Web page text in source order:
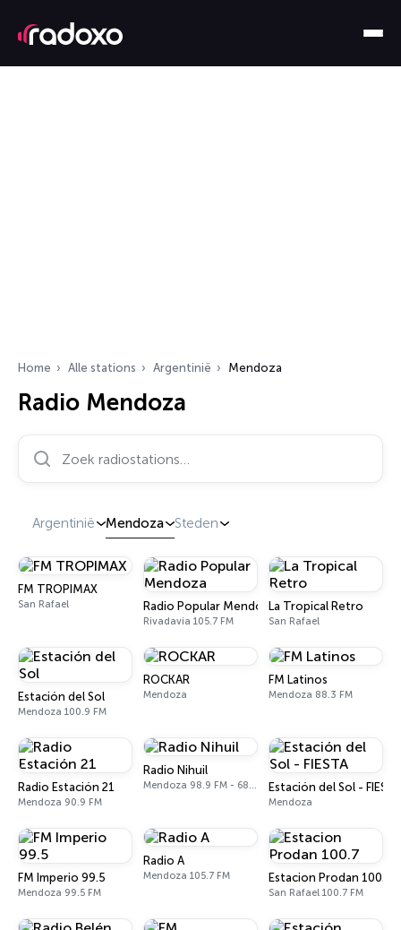
Home Alle stations Argentinië Mendoza
Radio Mendoza
Zoek radiostations…
Argentinië Mendoza Steden
FM TROPIMAX
San Rafael Radio Popular Mendoza
Rivadavia 105.7 FM
La Tropical Retro
San Rafael
Estación del Sol
Mendoza 100.9 FM
ROCKAR
Mendoza
FM Latinos
Mendoza 88.3 FM
Radio Estación 21
Mendoza 90.9 FM
Radio Nihuil
Mendoza 98.9 FM - 680 AM Estación del Sol - FIESTA
Mendoza
FM Imperio 99.5
Mendoza 99.5 FM
Radio A
Mendoza 105.7 FM Estacion Prodan 100.7
San Rafael 100.7 FM